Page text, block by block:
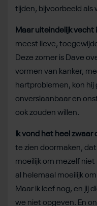
tijden, bijvoorbeeld als
Maar uiteindelijk vecht
meest lieve,
Deze zomer is Dave
vormen van kanker,
hartproblemen, kon hij
onverslaanbaar en
ook zouden willen.
Ik vond het heel
te zien doormaken,
moeilijk om mezelf
al helemaal moeilijk
Maar ik leef nog, en jij
we niet opgeven. En